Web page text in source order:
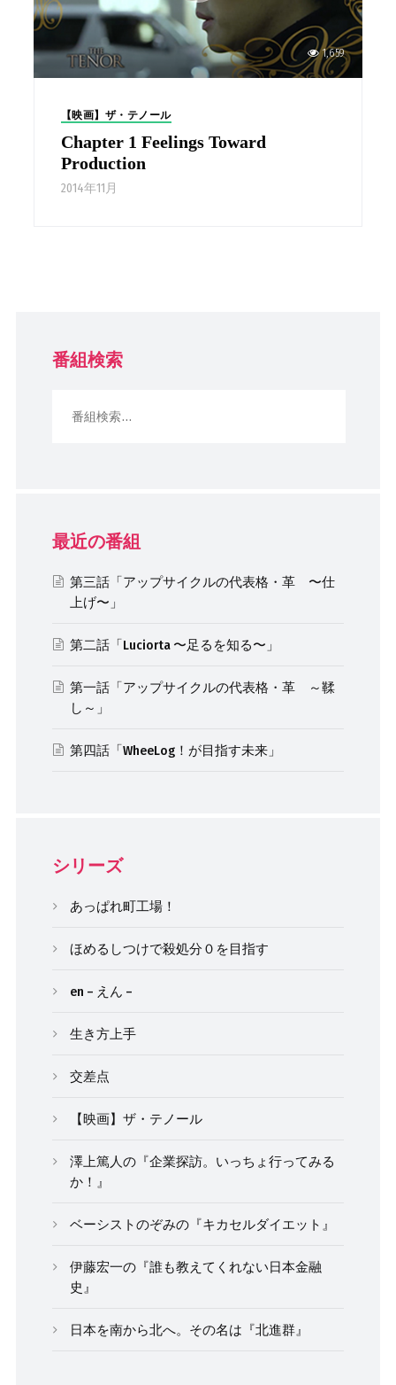
1,659
【映画】ザ・テノール
Chapter 1 Feelings Toward
Production
2014年11月
番組検索
最近の番組
第三話「アップサイクルの代表格・革 〜仕
上げ〜」
第二話「Luciorta 〜足るを知る〜」
第一話「アップサイクルの代表格・革 ～鞣
し～」
第四話「WheeLog！が目指す未来」
シリーズ
あっぱれ町工場！
ほめるしつけで殺処分０を目指す
en – えん –
生き方上手
交差点
【映画】ザ・テノール
澤上篤人の『企業探訪。いっちょ行ってみる
か！』
ベーシストのぞみの『キカセルダイエット』
伊藤宏一の『誰も教えてくれない日本金融
史』
日本を南から北へ。その名は『北進群』